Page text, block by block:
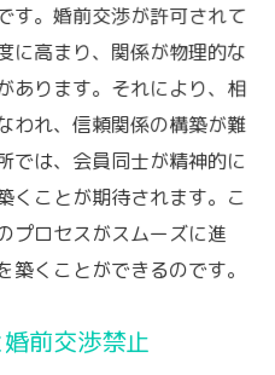
す。婚前交渉が許可されて
に高まり、関係が物理的な
あります。それにより、相
われ、信頼関係の構築が難
では、会員同士が精神的に
くことが期待されます。こ
プロセスがスムーズに進
くことができるのです。
前交渉禁止